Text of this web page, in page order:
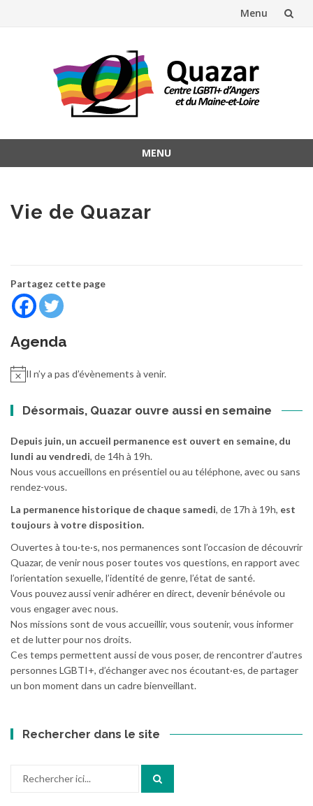
Menu
MENU
contenu
Vie de Quazar
Partagez cette page
Agenda
Il n’y a pas d’évènements à venir.
Désormais, Quazar ouvre aussi en semaine
Depuis juin, un accueil permanence est ouvert en semaine, du
lundi au vendredi, de 14h à 19h.
Nous vous accueillons en présentiel ou au téléphone, avec ou sans
rendez-vous.
La permanence historique de chaque samedi, de 17h à 19h, est
toujours à votre disposition.
Ouvertes à tou·te·s, nos permanences sont l’occasion de découvrir
Quazar, de venir nous poser toutes vos questions, en rapport avec
l’orientation sexuelle, l’identité de genre, l’état de santé.
Vous pouvez aussi venir adhérer en direct, devenir bénévole ou
vous engager avec nous.
Nos missions sont de vous accueillir, vous soutenir, vous informer
et de lutter pour nos droits.
Ces temps permettent aussi de vous poser, de rencontrer d’autres
personnes LGBTI+, d’échanger avec nos écoutant·es, de partager
un bon moment dans un cadre bienveillant.
Rechercher dans le site